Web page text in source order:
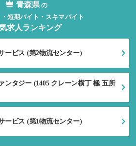
青森県 の
短期バイト・スキマバイト
求人ランキング
ービス (第2物流センター)
ンタジー (1405 クレーン横丁 極 五所
ービス (第1物流センター)